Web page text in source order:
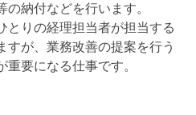
納付などを行います。
とりの経理担当者が担当する
すが、業務改善の提案を行う
要になる仕事です。